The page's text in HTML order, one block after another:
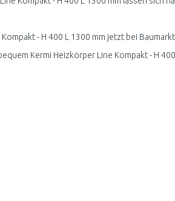
- H 400 L 1300 mm jetzt bei
Kermi Heizkörper Line Kompakt - H